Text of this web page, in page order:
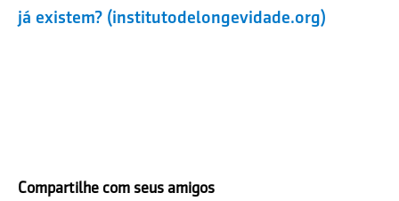
já existem? (institutodelongevidade.org)
Compartilhe com seus amigos